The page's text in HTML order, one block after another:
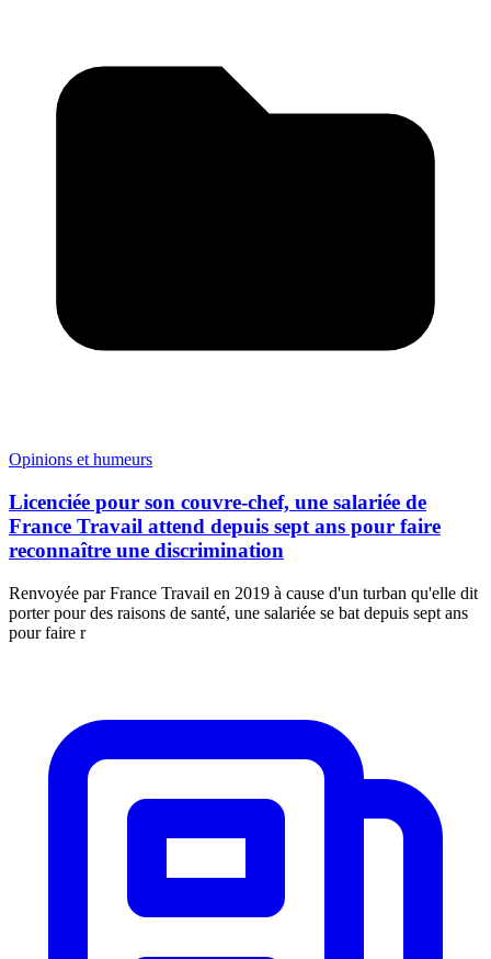
Opinions et humeurs
Licenciée pour son couvre-chef, une salariée de
France Travail attend depuis sept ans pour faire
reconnaître une discrimination
Renvoyée par France Travail en 2019 à cause d'un turban qu'elle dit
porter pour des raisons de santé, une salariée se bat depuis sept ans
pour faire r